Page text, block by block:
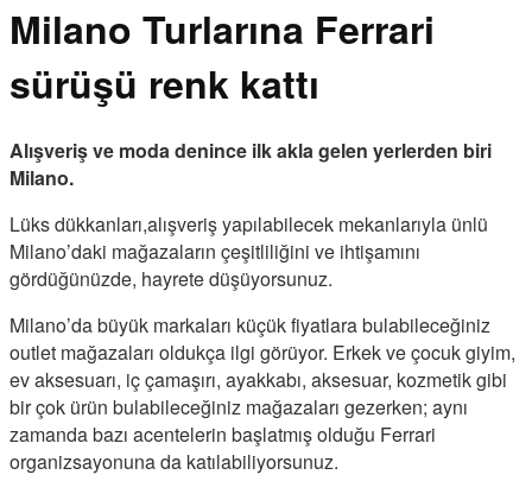
Milano Turlarına Ferrari
sürüşü renk kattı
Alışveriş ve moda denince ilk akla gelen yerlerden biri
Milano.
Lüks dükkanları,alışveriş yapılabilecek mekanlarıyla ünlü
Milano’daki mağazaların çeşitliliğini ve ihtişamını
gördüğünüzde, hayrete düşüyorsunuz.
Milano’da büyük markaları küçük fiyatlara bulabileceğiniz
outlet mağazaları oldukça ilgi görüyor. Erkek ve çocuk giyim,
ev aksesuarı, iç çamaşırı, ayakkabı, aksesuar, kozmetik gibi
bir çok ürün bulabileceğiniz mağazaları gezerken; aynı
zamanda bazı acentelerin başlatmış olduğu Ferrari
organizsayonuna da katılabiliyorsunuz.